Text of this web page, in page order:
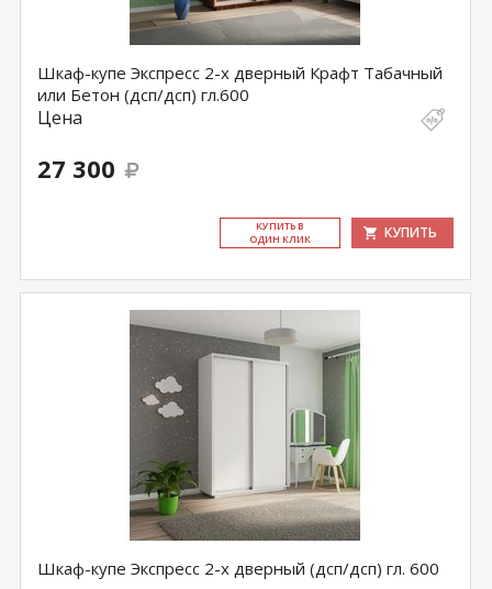
Шкаф-купе Экспресс 2-х дверный Крафт Табачный
или Бетон (дсп/дсп) гл.600
Цена
27 300
КУ­ПИТЬ В
ОДИН КЛИК
КУПИТЬ
Шкаф-купе Экспресс 2-х дверный (дсп/дсп) гл. 600